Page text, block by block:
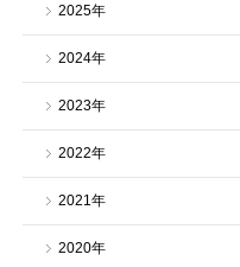
2025年
2024年
2023年
2022年
2021年
2020年